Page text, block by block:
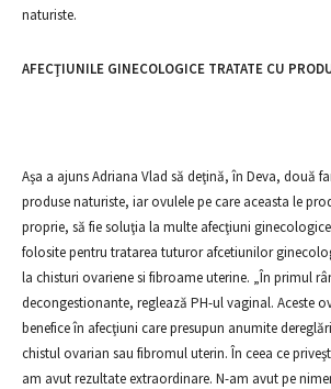
naturiste.
AFECŢIUNILE GINECOLOGICE TRATATE CU
Aşa a ajuns Adriana Vlad să deţină, în Deva, două
produse naturiste, iar ovulele pe care aceasta le
proprie, să fie soluţia la multe afecţiuni
folosite pentru tratarea tuturor afcetiunilor
la chisturi ovariene si fibroame uterine. „În primul
decongestionante, reglează PH-ul vaginal. Aceste
benefice în afecţiuni care presupun anumite
chistul ovarian sau fibromul uterin. În ceea ce
am avut rezultate extraordinare. N-am avut pe